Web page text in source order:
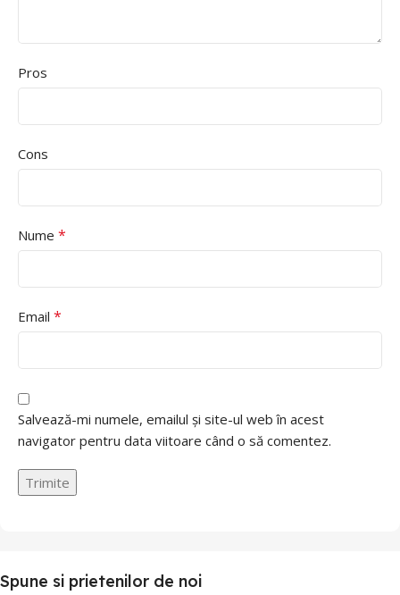
Pros
Cons
Nume *
Email *
Salvează-mi numele, emailul și site-ul web în acest
navigator pentru data viitoare când o să comentez.
Spune si prietenilor de noi